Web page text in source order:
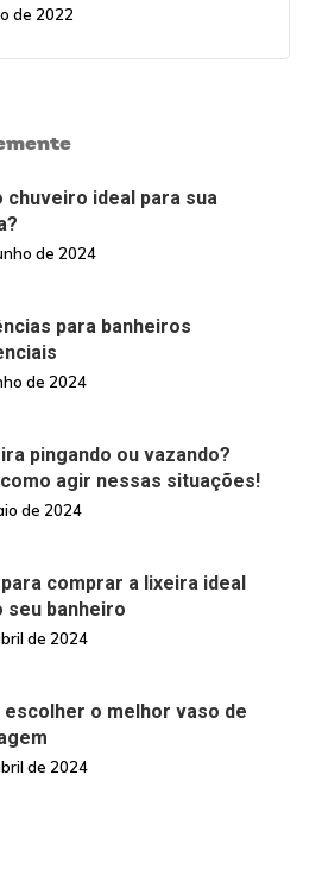
de 2022
chuveiro ideal para sua
de 2024
para banheiros
de 2024
pingando ou vazando?
agir nessas situações!
de 2024
comprar a lixeira ideal
seu banheiro
de 2024
escolher o melhor vaso de
de 2024